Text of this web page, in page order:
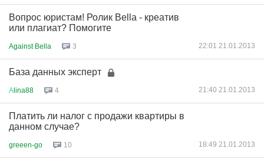
Вопрос юристам! Ролик Bella - креатив
или плагиат? Помогите
Against Bella 3 22:01 21.01.2013
База данных эксперт
Аlina88 4 21:40 21.01.2013
Платить ли налог с продажи квартиры в
данном случае?
greeen-go 10 18:49 21.01.2013